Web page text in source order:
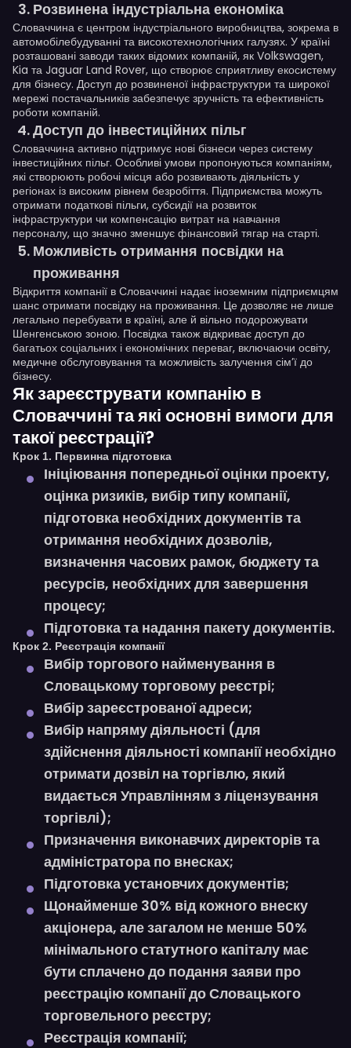
Розвинена індустріальна економіка
Словаччина є центром індустріального виробництва, зокрема в
автомобілебудуванні та високотехнологічних галузях. У країні
розташовані заводи таких відомих компаній, як Volkswagen,
Kia та Jaguar Land Rover, що створює сприятливу екосистему
для бізнесу. Доступ до розвиненої інфраструктури та широкої
мережі постачальників забезпечує зручність та ефективність
роботи компаній.
Доступ до інвестиційних пільг
Словаччина активно підтримує нові бізнеси через систему
інвестиційних пільг. Особливі умови пропонуються компаніям,
які створюють робочі місця або розвивають діяльність у
регіонах із високим рівнем безробіття. Підприємства можуть
отримати податкові пільги, субсидії на розвиток
інфраструктури чи компенсацію витрат на навчання
персоналу, що значно зменшує фінансовий тягар на старті.
Можливість отримання посвідки на
проживання
Відкриття компанії в Словаччині надає іноземним підприємцям
шанс отримати посвідку на проживання. Це дозволяє не лише
легально перебувати в країні, але й вільно подорожувати
Шенгенською зоною. Посвідка також відкриває доступ до
багатьох соціальних і економічних переваг, включаючи освіту,
медичне обслуговування та можливість залучення сім’ї до
бізнесу.
Як зареєструвати компанію в
Словаччині та які основні вимоги для
такої реєстрації?
Крок 1. Первинна підготовка
Ініціювання попередньої оцінки проекту,
оцінка ризиків, вибір типу компанії,
підготовка необхідних документів та
отримання необхідних дозволів,
визначення часових рамок, бюджету та
ресурсів, необхідних для завершення
процесу;
Підготовка та надання пакету документів.
Крок 2. Реєстрація компанії
Вибір торгового найменування в
Словацькому торговому реєстрі;
Вибір зареєстрованої адреси;
Вибір напряму діяльності (для
здійснення діяльності компанії необхідно
отримати дозвіл на торгівлю, який
видається Управлінням з ліцензування
торгівлі);
Призначення виконавчих директорів та
адміністратора по внесках;
Підготовка установчих документів;
Щонайменше 30% від кожного внеску
акціонера, але загалом не менше 50%
мінімального статутного капіталу має
бути сплачено до подання заяви про
реєстрацію компанії до Словацького
торговельного реєстру;
Реєстрація компанії;